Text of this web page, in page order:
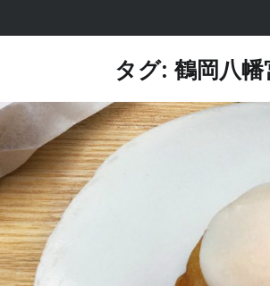
ン
ツ
へ
ス
キ
ッ
プ
かまくら七十二
タグ: 鶴岡八幡